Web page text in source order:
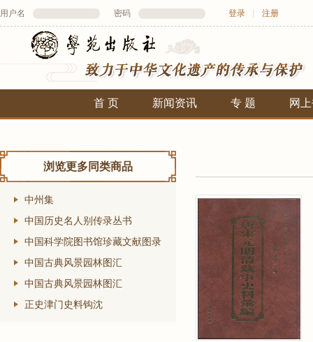
用户名 密码 登录 注册
首 页 新闻资讯 专 题 网
浏览更多同类商品
中州集
中国历史名人别传录丛书
中国科学院图书馆珍藏文献图录
中国古典风景园林图汇
中国古典风景园林图汇
正史津门史料钩沈